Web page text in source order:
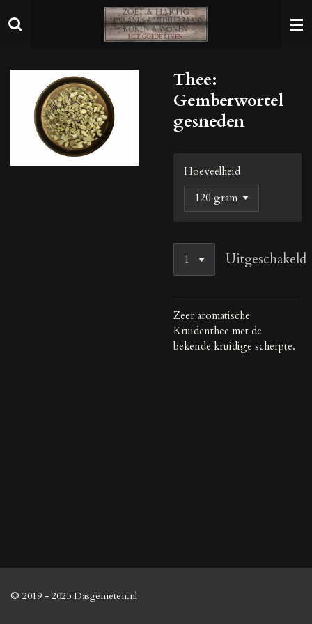
direct
hoofdinhoud
Thee:
Gemberwortel
gesneden
Hoeveelheid
Uitgeschakeld
Zeer aromatische
Kruidenthee met de
bekende kruidige scherpte.
© 2019 - 2025 Dasgenieten.nl